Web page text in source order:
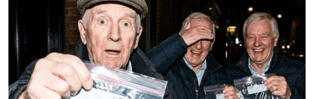
Penyokong turut mendakwa mereka
dikelirukan mengenai lokasi tempat duduk,